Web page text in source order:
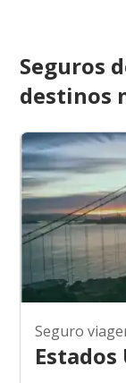
Seguros
destinos
Seguro